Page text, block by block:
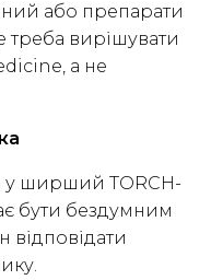
або препарати
треба вирішувати
а не
у ширший TORCH-
бути бездумним
відповідати